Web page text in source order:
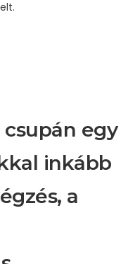
csupán egy
inkább
a